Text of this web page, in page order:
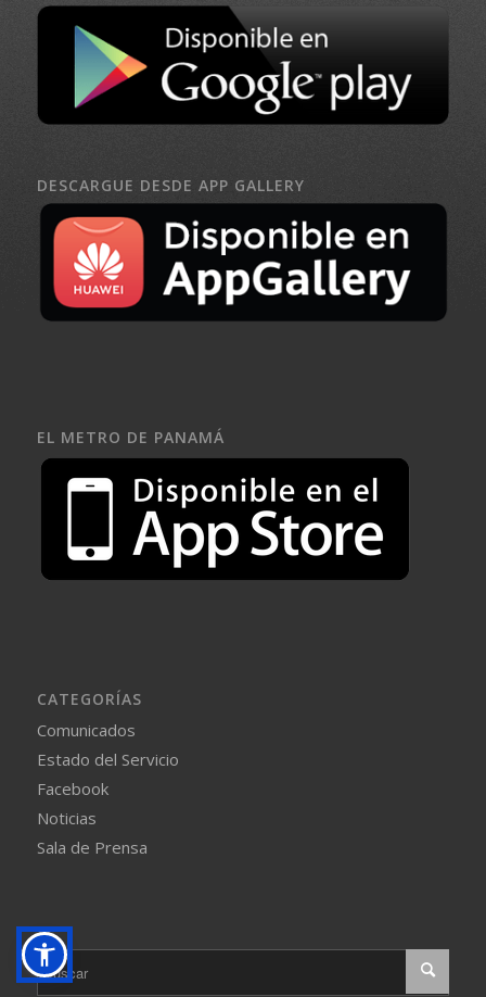
DESCARGUE DESDE APP GALLERY
EL METRO DE PANAMÁ
CATEGORÍAS
Comunicados
Estado del Servicio
Facebook
Noticias
Sala de Prensa